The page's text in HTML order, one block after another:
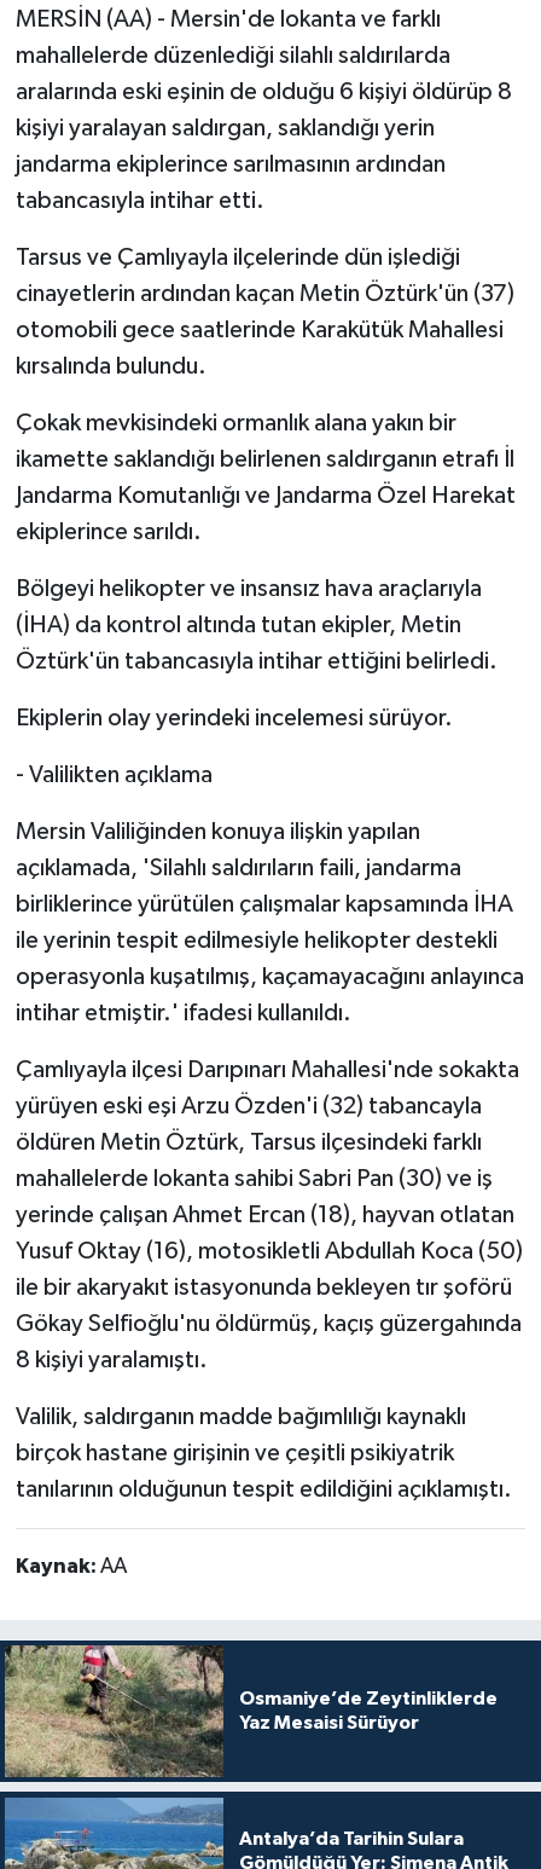
MERSİN (AA) - Mersin'de lokanta ve farklı
mahallelerde düzenlediği silahlı saldırılarda
aralarında eski eşinin de olduğu 6 kişiyi öldürüp 8
kişiyi yaralayan saldırgan, saklandığı yerin
jandarma ekiplerince sarılmasının ardından
tabancasıyla intihar etti.
Tarsus ve Çamlıyayla ilçelerinde dün işlediği
cinayetlerin ardından kaçan Metin Öztürk'ün (37)
otomobili gece saatlerinde Karakütük Mahallesi
kırsalında bulundu.
Çokak mevkisindeki ormanlık alana yakın bir
ikamette saklandığı belirlenen saldırganın etrafı İl
Jandarma Komutanlığı ve Jandarma Özel Harekat
ekiplerince sarıldı.
Bölgeyi helikopter ve insansız hava araçlarıyla
(İHA) da kontrol altında tutan ekipler, Metin
Öztürk'ün tabancasıyla intihar ettiğini belirledi.
Ekiplerin olay yerindeki incelemesi sürüyor.
- Valilikten açıklama
Mersin Valiliğinden konuya ilişkin yapılan
açıklamada, 'Silahlı saldırıların faili, jandarma
birliklerince yürütülen çalışmalar kapsamında İHA
ile yerinin tespit edilmesiyle helikopter destekli
operasyonla kuşatılmış, kaçamayacağını anlayınca
intihar etmiştir.' ifadesi kullanıldı.
Çamlıyayla ilçesi Darıpınarı Mahallesi'nde sokakta
yürüyen eski eşi Arzu Özden'i (32) tabancayla
öldüren Metin Öztürk, Tarsus ilçesindeki farklı
mahallelerde lokanta sahibi Sabri Pan (30) ve iş
yerinde çalışan Ahmet Ercan (18), hayvan otlatan
Yusuf Oktay (16), motosikletli Abdullah Koca (50)
ile bir akaryakıt istasyonunda bekleyen tır şoförü
Gökay Selfioğlu'nu öldürmüş, kaçış güzergahında
8 kişiyi yaralamıştı.
Valilik, saldırganın madde bağımlılığı kaynaklı
birçok hastane girişinin ve çeşitli psikiyatrik
tanılarının olduğunun tespit edildiğini açıklamıştı.
Kaynak: AA
Osmaniye’de Zeytinliklerde
Yaz Mesaisi Sürüyor
Antalya’da Tarihin Sulara
Gömüldüğü Yer: Simena Antik